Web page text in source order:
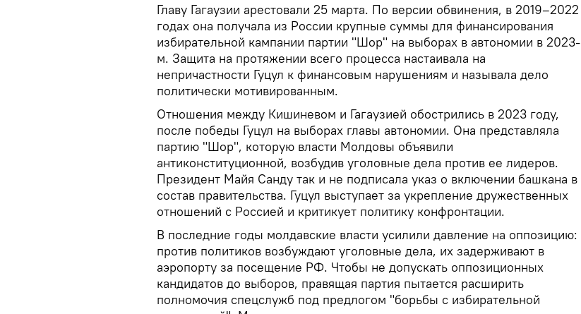
Главу Гагаузии арестовали 25 марта. По версии обвинения, в 2019–2022
годах она получала из России крупные суммы для финансирования
избирательной кампании партии "Шор" на выборах в автономии в 2023-
м. Защита на протяжении всего процесса настаивала на
непричастности Гуцул к финансовым нарушениям и называла дело
политически мотивированным.
Отношения между Кишиневом и Гагаузией обострились в 2023 году,
после победы Гуцул на выборах главы автономии. Она представляла
партию "Шор", которую власти Молдовы объявили
антиконституционной, возбудив уголовные дела против ее лидеров.
Президент Майя Санду так и не подписала указ о включении башкана в
состав правительства. Гуцул выступает за укрепление дружественных
отношений с Россией и критикует политику конфронтации.
В последние годы молдавские власти усилили давление на оппозицию:
против политиков возбуждают уголовные дела, их задерживают в
аэропорту за посещение РФ. Чтобы не допускать оппозиционных
кандидатов до выборов, правящая партия пытается расширить
полномочия спецслужб под предлогом "борьбы с избирательной